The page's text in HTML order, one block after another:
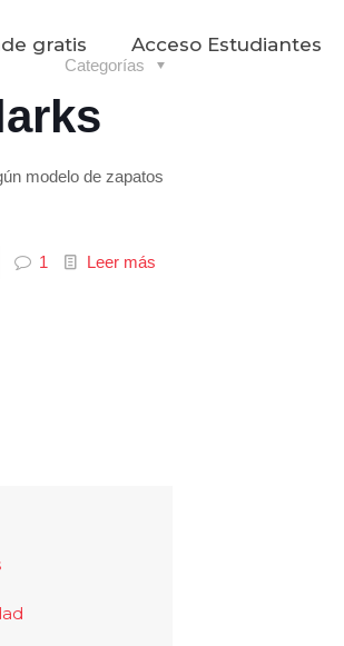
gratis Acceso Estudiantes
Categorías
modelo de zapatos
1 Leer más